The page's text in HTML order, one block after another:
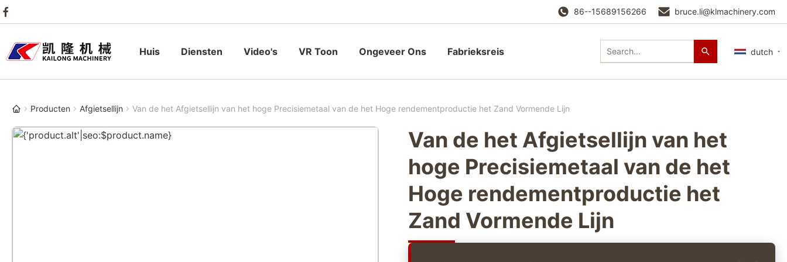
86--15689156266 bruce.li@klmachinery.com
Huis Diensten Video's VR Toon Ongeveer Ons Fabrieksreis dutch
Producten Afgietsellijn Van de het Afgietsellijn van het hoge Precisiemetaal van de het Hoge rendementproductie het Zand Vormende Lijn
Van de het Afgietsellijn van het
hoge Precisiemetaal van de het
Hoge rendementproductie het
Zand Vormende Lijn